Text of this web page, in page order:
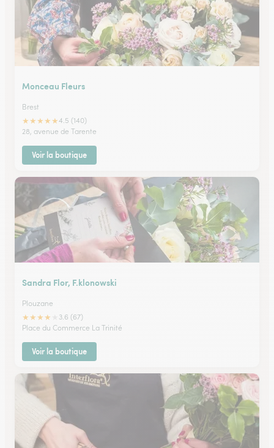
Monceau Fleurs
Brest
★★★★★4.5 (140)
28, avenue de Tarente
Voir la boutique
Sandra Flor, F.klonowski
Plouzane
★★★★
3.6 (67)
Place du Commerce La Trinité
Voir la boutique